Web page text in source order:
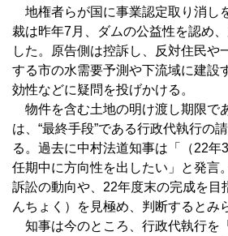
地権者らが国に事業認定取り消し
裁は昨年7月、ダムの公益性を認め
した。原告側は控訴し、反対住民や
する市の水需要予測や下流域に建設
効性などに疑問を投げかける。
物件を含む土地の明け渡し期限で
は、“最終手段”である行政代執行の
る。過去に中村法道知事は「（22年
任期中に方向性を出したい」と発言
訴訟の動向や、22年度末の完成を目
んちょく）を見極め、判断するとみ
知事は今のところ、行政代執行を